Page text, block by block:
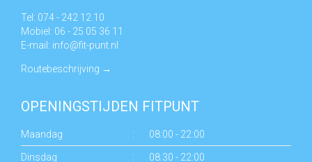
Tel: 074 - 242 12 10
Mobiel: 06 - 25 05 36 11
E-mail: info@fit-punt.nl
Routebeschrijving →
OPENINGSTIJDEN FITPUNT
Maandag : 08:00 - 22:00
Dinsdag : 08:30 - 22:00